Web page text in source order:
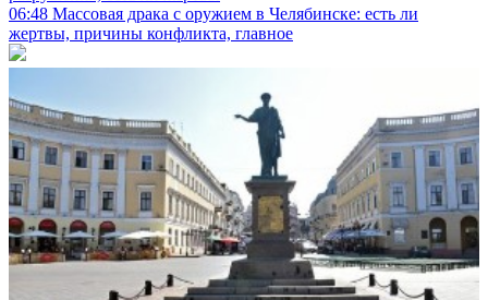
06:48 Массовая драка с оружием в Челябинске: есть ли
жертвы, причины конфликта, главное